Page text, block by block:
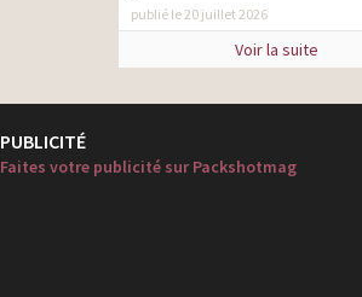
publié le 20 juillet 2026
Voir la suite
PUBLICITÉ
Faites votre publicité sur Packshotmag